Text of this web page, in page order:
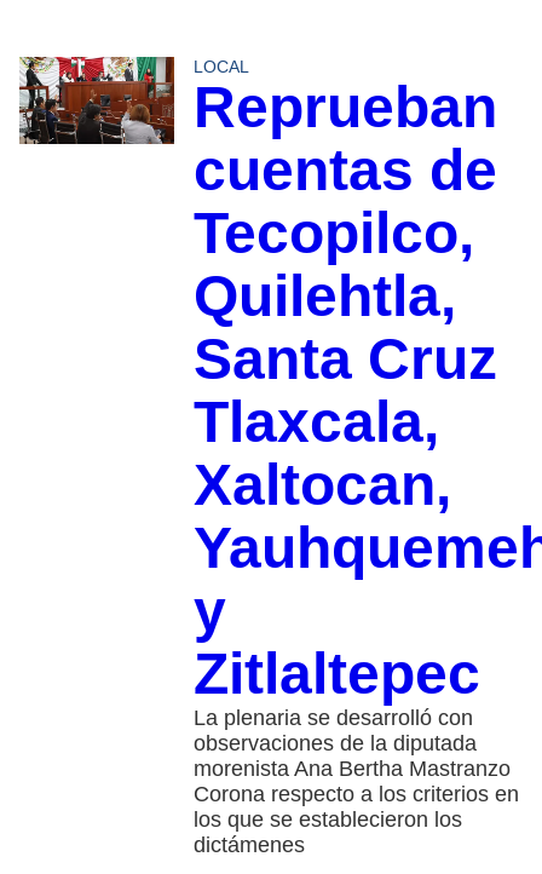
LOCAL
Reprueban
cuentas de
Tecopilco,
Quilehtla,
Santa Cruz
Tlaxcala,
Xaltocan,
y
Zitlaltepec
La plenaria se desarrolló con
observaciones de la diputada
morenista Ana Bertha Mastranzo
Corona respecto a los criterios en
los que se establecieron los
dictámenes